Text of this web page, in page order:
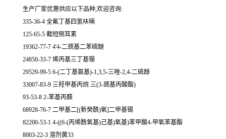
生产厂家优惠供应以下品种,欢迎咨询:
335-36-4 全氟丁基四氢呋喃
125-65-5 截短侧耳素
19362-77-7 4'4-二巯基二苯硫醚
24850-33-7 烯丙基三丁基锡
29529-99-5 6-(二丁基氨基)-1,3,5-三唑-2,4-二硫醇
33007-83-9 三羟甲基丙烷 三(3-巯基丙酸酯)
93-53-8 2-苯基丙醛
68928-76-7 二甲基二[(新癸酰)氧]二甲基锡
82200-53-1 4-((6-(丙烯酰氧基)己基)氧基)苯甲酸4-甲氧苯基酯
8003-22-3 溶剂黄33